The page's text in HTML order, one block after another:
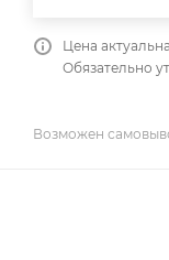
Цена
Обязательно
Возможен